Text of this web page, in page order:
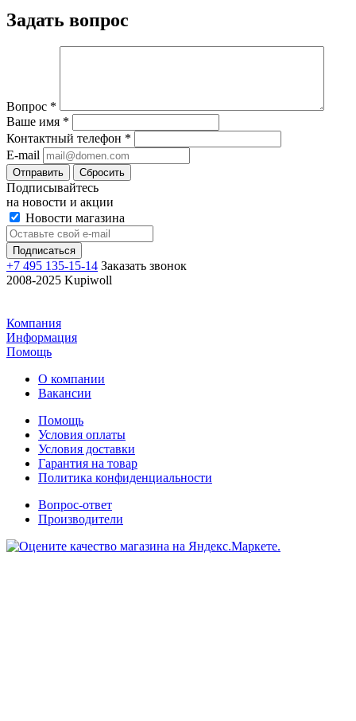
Задать вопрос
Вопрос *
Ваше имя *
Контактный телефон *
E-mail
Отправить Сбросить
Подписывайтесь
на новости и акции
Новости магазина
+7 495 135-15-14 Заказать звонок
2008-2025 Kupiwoll
Компания
Информация
Помощь
О компании
Вакансии
Помощь
Условия оплаты
Условия доставки
Гарантия на товар
Политика конфиденциальности
Вопрос-ответ
Производители